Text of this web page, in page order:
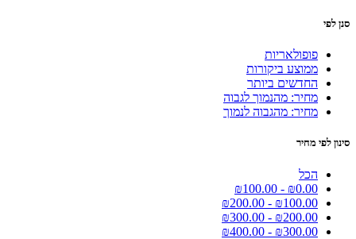
סנן לפי
פופולאריות
ממוצע ביקורות
החדשים ביותר
מחיר: מהנמוך לגבוה
מחיר: מהגבוה לנמוך
סינון לפי מחיר
הכל
₪0.00
-
₪100.00
₪100.00
-
₪200.00
₪200.00
-
₪300.00
₪300.00
-
₪400.00